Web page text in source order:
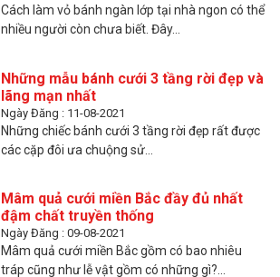
Cách làm vỏ bánh ngàn lớp tại nhà ngon có thể
nhiều người còn chưa biết. Đây...
Những mẫu bánh cưới 3 tầng rời đẹp và
lãng mạn nhất
Ngày Đăng : 11-08-2021
Những chiếc bánh cưới 3 tầng rời đẹp rất được
các cặp đôi ưa chuộng sử...
Mâm quả cưới miền Bắc đầy đủ nhất
đậm chất truyền thống
Ngày Đăng : 09-08-2021
Mâm quả cưới miền Bắc gồm có bao nhiêu
tráp cũng như lễ vật gồm có những gì?...